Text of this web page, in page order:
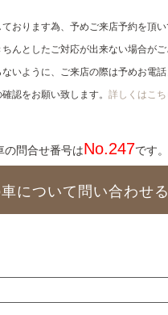
おります為、予めご来店予約を頂
んとしたご対応が出来ない場合が
いように、ご来店の際は予めお電
認をお願い致します。 詳しくはこち
の問合せ番号はNo.247です。
について問い合わせる